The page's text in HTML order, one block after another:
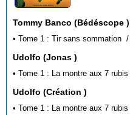
Tommy Banco (Bédéscope )
Udolfo (Jonas )
Udolfo (Création )